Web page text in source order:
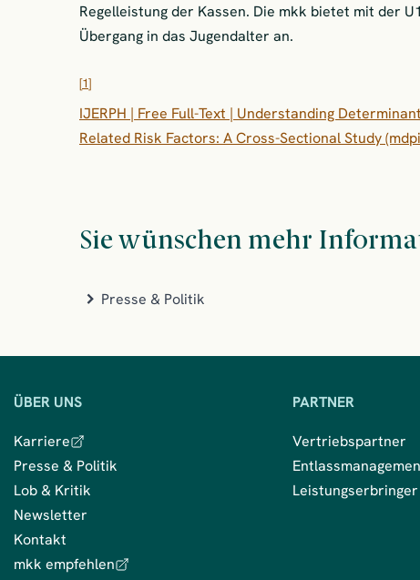
Regelleistung der Kassen. Die mkk bietet mit der
Übergang in das Jugendalter an.
[1]
IJERPH | Free Full-Text | Understanding
Related Risk Factors: A Cross-Sectional Study
Sie wünschen mehr
Presse & Politik
sind
für
dich
da
Kontakt
ÜBER UNS
Karriere
Presse & Politik
Lob & Kritik
Newsletter
Kontakt
mkk empfehlen
PARTNER
Vertriebspartner
Leistungserbringer